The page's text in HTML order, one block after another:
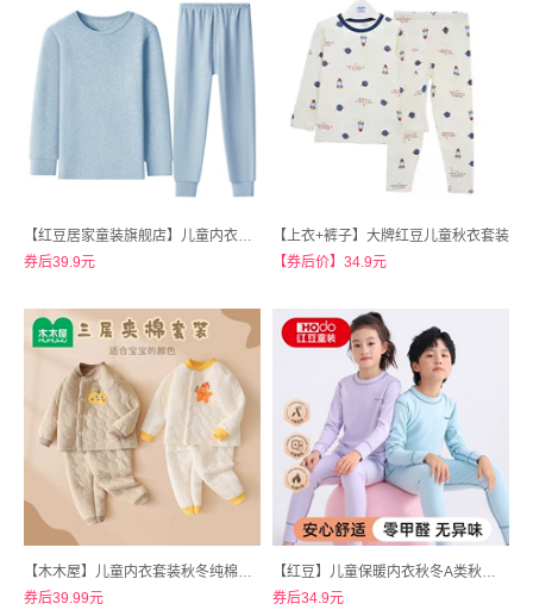
【红豆居家童装旗舰店】儿童内衣套装纯棉秋衣秋裤
券后39.9元
【上衣+裤子】大牌红豆儿童秋衣套装
【券后价】34.9元
【木木屋】儿童内衣套装秋冬纯棉加厚保暖衣
券后39.99元
【红豆】儿童保暖内衣秋冬A类秋衣秋裤套装
券后34.9元